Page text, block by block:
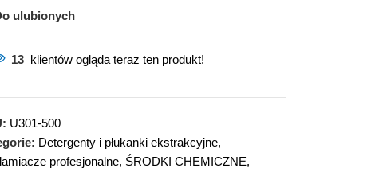
ulubionych
13 klientów ogląda teraz ten produkt!
U301-500
Detergenty i płukanki ekstrakcyjne,
profesjonalne, ŚRODKI CHEMICZNE,